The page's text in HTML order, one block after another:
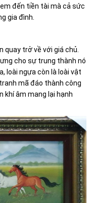
đến tiền tài mà cả sức
gia đình.
quay trở về với giá chủ.
cho sự trung thành nó
loài ngựa còn là loài vật
mã đáo thành công
khí âm mang lại hạnh